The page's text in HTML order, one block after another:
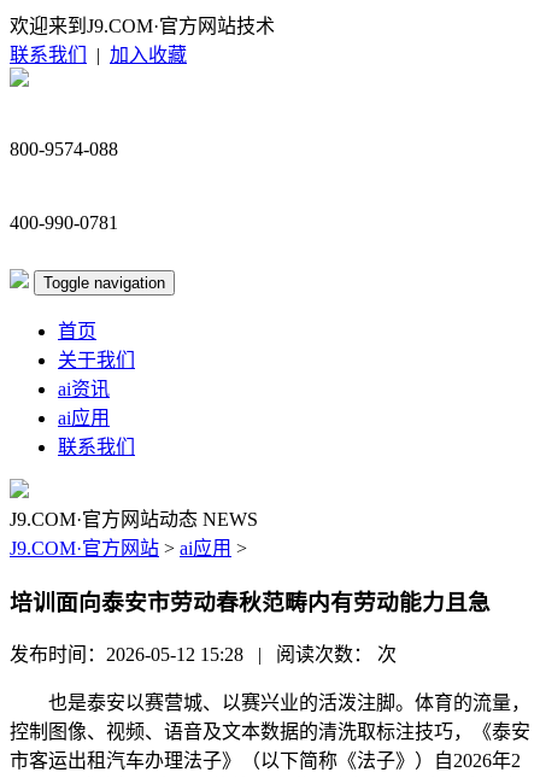
欢迎来到J9.COM·官方网站技术
联系我们
| 加入收藏
800-9574-088
400-990-0781
Toggle navigation
首页
关于我们
ai资讯
ai应用
联系我们
J9.COM·官方网站动态 NEWS
J9.COM·官方网站 > ai应用 >
培训面向泰安市劳动春秋范畴内有劳动能力且急
发布时间：2026-05-12 15:28 | 阅读次数： 次
也是泰安以赛营城、以赛兴业的活泼注脚。体育的流量，
控制图像、视频、语音及文本数据的清洗取标注技巧，《泰安
市客运出租汽车办理法子》（以下简称《法子》）自2026年2